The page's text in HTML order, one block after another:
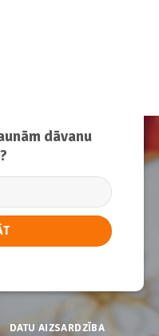
dāvanu
DATU AIZSARDZĪBA